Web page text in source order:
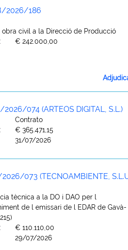
2026/186
civil a la Direcció de Producció
€ 242.000,00
2026/074 (ARTEOS DIGITAL, S.L.)
Contrato
€ 365.471,15
31/07/2026
073 (TECNOAMBIENTE,
tècnica a la DO i DAO per l
de l emissari de l EDAR de Gavà-
€ 110.110,00
29/07/2026